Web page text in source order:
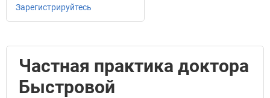
Зарегистрируйтесь
Частная практика доктора
Быстровой